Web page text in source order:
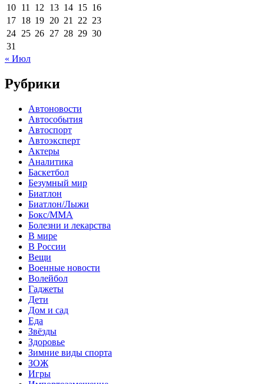
10 11 12 13 14 15 16
17 18 19 20 21 22 23
24 25 26 27 28 29 30
31
« Июл
Рубрики
Автоновости
Автособытия
Автоспорт
Автоэксперт
Актеры
Аналитика
Баскетбол
Безумный мир
Биатлон
Биатлон/Лыжи
Бокс/MMA
Болезни и лекарства
В мире
В России
Вещи
Военные новости
Волейбол
Гаджеты
Дети
Дом и сад
Еда
Звёзды
Здоровье
Зимние виды спорта
ЗОЖ
Игры